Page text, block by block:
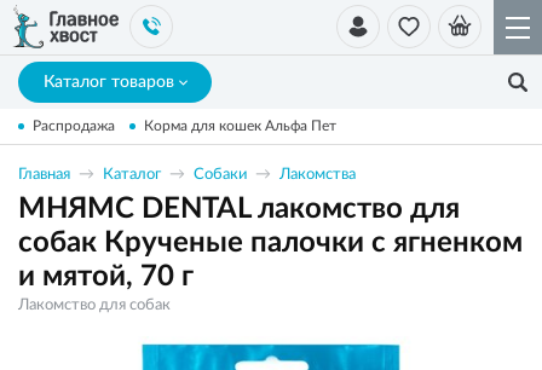
Каталог товаров
Распродажа Корма для кошек Альфа Пет
Главная Каталог Собаки Лакомства
МНЯМС DENTAL лакомство для
собак Крученые палочки с ягненком
и мятой, 70 г
Лакомство для собак